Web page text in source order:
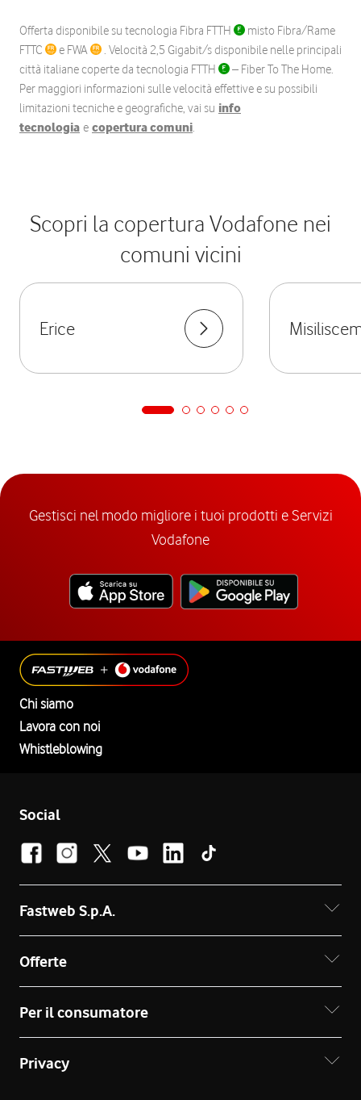
Offerta disponibile su tecnologia Fibra FTTH
misto Fibra/Rame
FTTC
e FWA
. Velocità 2,5 Gigabit/s disponibile nelle principali
città italiane coperte da tecnologia FTTH
– Fiber To The Home.
Per maggiori informazioni sulle velocità effettive e su possibili
limitazioni tecniche e geografiche, vai su info
tecnologia e copertura comuni.
Scopri la copertura Vodafone nei
comuni vicini
Erice
Gestisci nel modo migliore i tuoi prodotti e Servizi
Vodafone
Chi siamo
Lavora con noi
Whistleblowing
Social
Fastweb S.p.A.
Offerte
Per il consumatore
Privacy